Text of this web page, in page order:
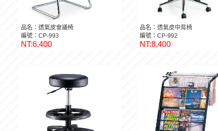
品名：透氣皮會議椅
編號：CP-993
NT:6,400
品名：透氣皮中背椅
編號：CP-992
NT:8,400